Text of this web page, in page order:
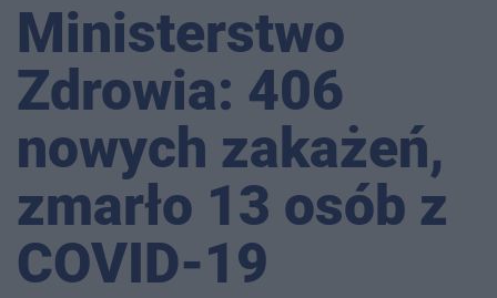
Ministerstwo
Zdrowia: 406
nowych zakażeń,
zmarło 13 osób z
COVID-19